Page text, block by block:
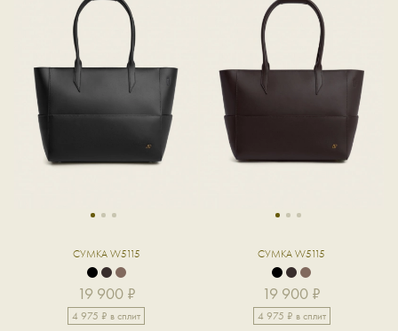
1 2 3
СУМКА W5115
19 900 ₽
4 975 ₽ в сплит
1 2 3
СУМКА W5115
19 900 ₽
4 975 ₽ в сплит